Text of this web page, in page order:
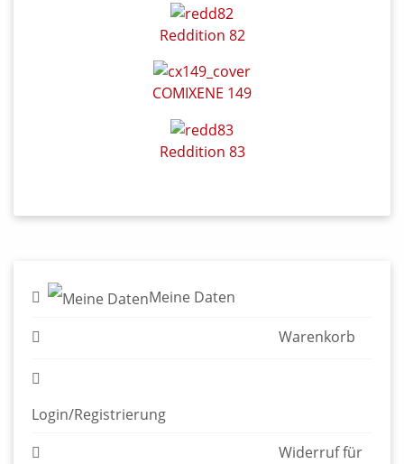
Reddition 82
COMIXENE 149
Reddition 83
Meine Daten